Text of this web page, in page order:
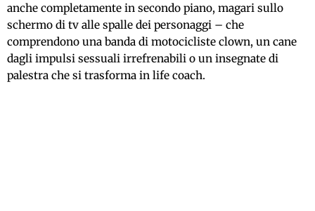
anche completamente in secondo piano, magari sullo
schermo di tv alle spalle dei personaggi – che
comprendono una banda di motocicliste clown, un cane
dagli impulsi sessuali irrefrenabili o un insegnate di
palestra che si trasforma in life coach.